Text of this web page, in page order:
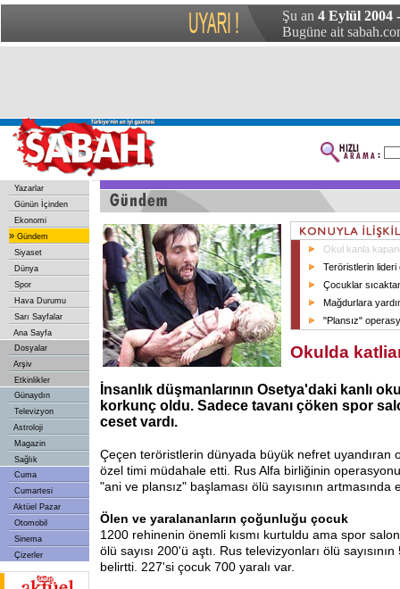
Şu an 4 Eylül 2004
Bugüne ait
Yazarlar
Günün İçinden
Ekonomi
» Gündem
Siyaset
Dünya
Spor
Hava Durumu
Sarı Sayfalar
Ana Sayfa
Dosyalar
Arşiv
Etkinlikler
Günaydın
Televizyon
Astroloji
Magazin
Sağlık
Cuma
Cumartesi
Aktüel Pazar
Otomobil
Sinema
Çizerler
Okul kanla
Teröristlerin lideri
Çocuklar
Mağdurlara
"Plansız"
Okulda
İnsanlık düşmanlarının Osetya'daki kanlı
korkunç oldu. Sadece tavanı çöken spor
ceset vardı.
Çeçen teröristlerin dünyada büyük nefret uyandıran
özel timi müdahale etti. Rus Alfa birliğinin
"ani ve plansız" başlaması ölü sayısının artmasında
Ölen ve yaralananların çoğunluğu çocuk
1200 rehinenin önemli kısmı kurtuldu ama spor
ölü sayısı 200'ü aştı. Rus televizyonları ölü
belirtti. 227'si çocuk 700 yaralı var.